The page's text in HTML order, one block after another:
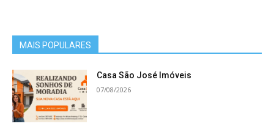
MAIS POPULARES
Casa São José Imóveis
07/08/2026